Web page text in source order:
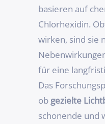
basieren auf
Chlorhexidin.
wirken, sind sie
für eine
Das
ob gezielte
schonende und